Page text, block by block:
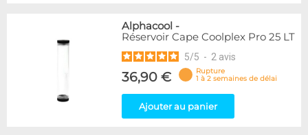
Alphacool -
Réservoir Cape Coolplex Pro 25 LT
5/5 - 2 avis
36,90 €
Rupture
1 à 2 semaines de délai
Ajouter au panier